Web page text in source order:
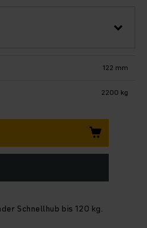
122 mm
2200 kg
Schnellhub bis 120 kg.